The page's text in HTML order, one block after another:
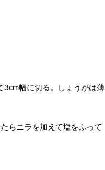
3cm幅に切る。しょうがは薄
らニラを加えて塩をふって